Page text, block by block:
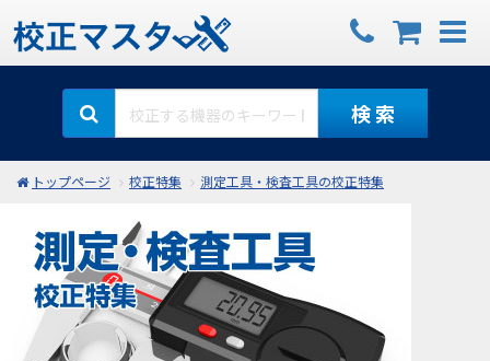
検 索
トップページ 校正特集 測定工具・検査工具の校正特集